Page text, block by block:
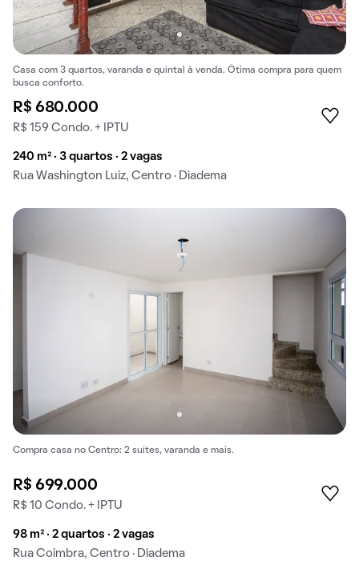
Casa com 3 quartos, varanda e quintal à venda. Ótima compra para quem
busca conforto.
R$ 680.000
R$ 159 Condo. + IPTU
240 m² · 3 quartos · 2 vagas
Rua Washington Luiz, Centro · Diadema
Compra casa no Centro: 2 suítes, varanda e mais.
R$ 699.000
R$ 10 Condo. + IPTU
98 m² · 2 quartos · 2 vagas
Rua Coimbra, Centro · Diadema